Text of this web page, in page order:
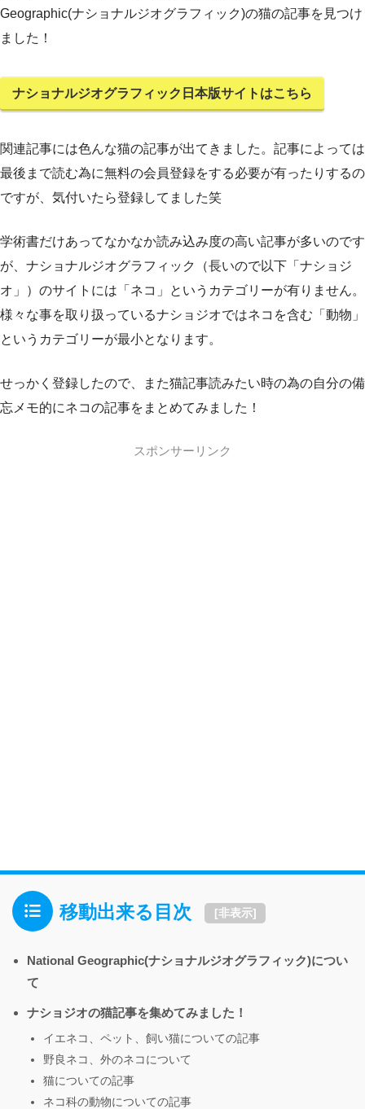
Geographic(ナショナルジオグラフィック)の猫の記事を見つけ
ました！
ナショナルジオグラフィック日本版サイトはこちら
関連記事には色んな猫の記事が出てきました。記事によっては
最後まで読む為に無料の会員登録をする必要が有ったりするの
ですが、気付いたら登録してました笑
学術書だけあってなかなか読み込み度の高い記事が多いのです
が、ナショナルジオグラフィック（長いので以下「ナショジ
オ」）のサイトには「ネコ」というカテゴリーが有りません。
様々な事を取り扱っているナショジオではネコを含む「動物」
というカテゴリーが最小となります。
せっかく登録したので、また猫記事読みたい時の為の自分の備
忘メモ的にネコの記事をまとめてみました！
スポンサーリンク
移動出来る目次 [非表示]
National Geographic(ナショナルジオグラフィック)につい
て
ナショジオの猫記事を集めてみました！
イエネコ、ペット、飼い猫についての記事
野良ネコ、外のネコについて
猫についての記事
ネコ科の動物についての記事